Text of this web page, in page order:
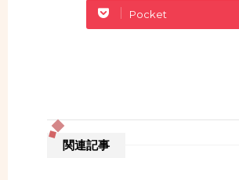
Pocket
関連記事